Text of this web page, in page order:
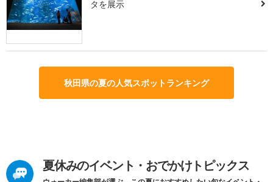
タを展示
秋田県の夏の人気スポットランキング
夏休みのイベント・おでかけトピックス